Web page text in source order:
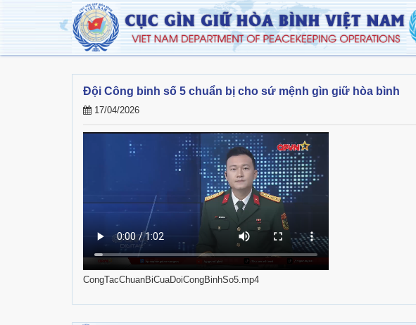
Đội Công binh số 5 chuẩn bị cho sứ mệnh gìn giữ hòa bình
17/04/2026
CongTacChuanBiCuaDoiCongBinhSo5.mp4